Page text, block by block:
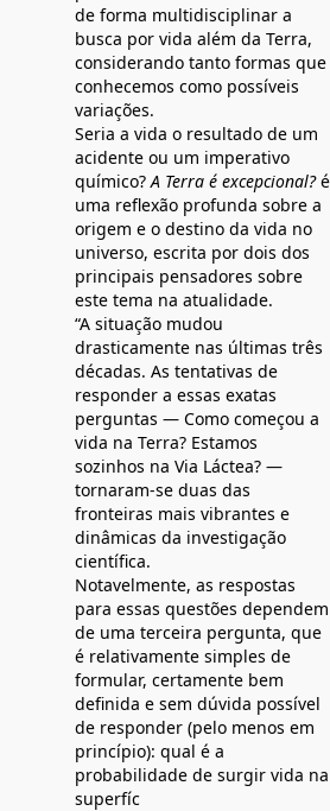
de forma multidisciplinar a
busca por vida além da Terra,
considerando tanto formas que
conhecemos como possíveis
variações.
Seria a vida o resultado de um
acidente ou um imperativo
químico?A Terra é excepcional?é
uma reflexão profunda sobre a
origem e o destino da vida no
universo, escrita por dois dos
principais pensadores sobre
este tema na atualidade.
“A situação mudou
drasticamente nas últimas três
décadas. As tentativas de
responder a essas exatas
perguntas — Como começou a
vida na Terra? Estamos
sozinhos na Via Láctea? —
tornaram-se duas das
fronteiras mais vibrantes e
dinâmicas da investigação
científica.
Notavelmente, as respostas
para essas questões dependem
de uma terceira pergunta, que
é relativamente simples de
formular, certamente bem
definida e sem dúvida possível
de responder (pelo menos em
princípio): qual é a
probabilidade de surgir vida na
superfíc